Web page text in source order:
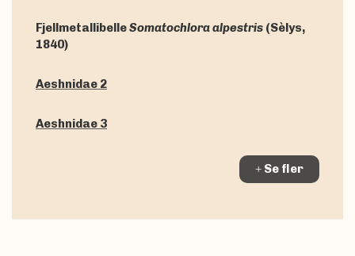
FjellmetallibelleSomatochlora alpestris (Sèlys,
1840)
Aeshnidae 2
Aeshnidae 3
Se fler